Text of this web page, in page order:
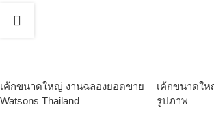
เค้กขนาดใหญ่ งานฉลองยอดขาย
Watsons Thailand
เค้กขนาดใ
รูปภาพ